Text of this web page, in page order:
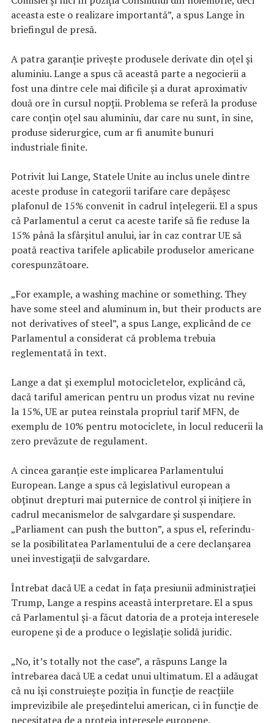
aceasta este o realizare importantă”, a spus Lange în
briefingul de presă.
A patra garanție privește produsele derivate din oțel și
aluminiu. Lange a spus că această parte a negocierii a
fost una dintre cele mai dificile și a durat aproximativ
două ore în cursul nopții. Problema se referă la produse
care conțin oțel sau aluminiu, dar care nu sunt, în sine,
produse siderurgice, cum ar fi anumite bunuri
industriale finite.
Potrivit lui Lange, Statele Unite au inclus unele dintre
aceste produse în categorii tarifare care depășesc
plafonul de 15% convenit în cadrul înțelegerii. El a spus
că Parlamentul a cerut ca aceste tarife să fie reduse la
15% până la sfârșitul anului, iar în caz contrar UE să
poată reactiva tarifele aplicabile produselor americane
corespunzătoare.
„For example, a washing machine or something. They
have some steel and aluminum in, but their products are
not derivatives of steel”, a spus Lange, explicând de ce
Parlamentul a considerat că problema trebuia
reglementată în text.
Lange a dat și exemplul motocicletelor, explicând că,
dacă tariful american pentru un produs vizat nu revine
la 15%, UE ar putea reinstala propriul tarif MFN, de
exemplu de 10% pentru motociclete, în locul reducerii la
zero prevăzute de regulament.
A cincea garanție este implicarea Parlamentului
European. Lange a spus că legislativul european a
obținut drepturi mai puternice de control și inițiere în
cadrul mecanismelor de salvgardare și suspendare.
„Parliament can push the button”, a spus el, referindu-
se la posibilitatea Parlamentului de a cere declanșarea
unei investigații de salvgardare.
Întrebat dacă UE a cedat în fața presiunii administrației
Trump, Lange a respins această interpretare. El a spus
că Parlamentul și-a făcut datoria de a proteja interesele
europene și de a produce o legislație solidă juridic.
„No, it’s totally not the case”, a răspuns Lange la
întrebarea dacă UE a cedat unui ultimatum. El a adăugat
că nu își construiește poziția în funcție de reacțiile
imprevizibile ale președintelui american, ci în funcție de
necesitatea de a proteja interesele europene.